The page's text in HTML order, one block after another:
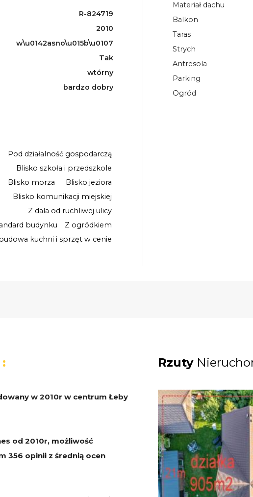
R-824719
2010
w\u0142asno\u015b\u0107
Tak
wtórny
bardzo dobry
Pod działalność gospodarczą
Blisko szkoła i przedszkole
Blisko morza
Blisko jeziora
Blisko komunikacji miejskiej
Z dala od ruchliwej ulicy
budynku
Z ogródkiem
kuchni i sprzęt w cenie
Materiał dachu
Balkon
Taras
Strych
Antresola
Parking
Ogród
:
w 2010r w centrum Łeby
od 2010r, możliwość
356 opinii z średnią ocen
Rzuty